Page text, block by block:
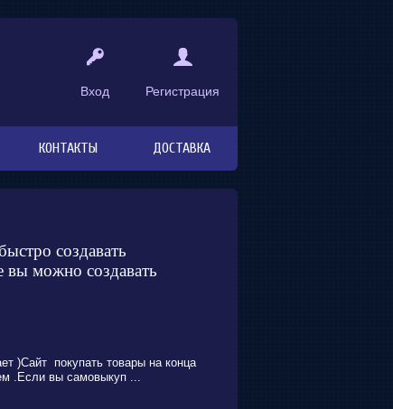
Вход Регистрация
КОНТАКТЫ ДОСТАВКА
создавать
вы можно создавать
)Сайт покупать товары на конца
.Если вы самовыкуп ...